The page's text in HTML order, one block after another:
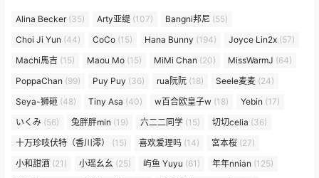
Alina Becker(35) Arty亚缇 (107) Bangni邦尼 (55)
Choi Ji Yun (44) CoCo (15) Hana Bunny (194) Joyce Lin2x (57)
Machi馬吉 (15) Maou Mo (15) MiMi Chan (20) MissWarmJ (64)
PoppaChan (99) Puy Puy (36) rua阮阮 (18) Seele麦麦 (24)
Seya-狮砸 (48) Tiny Asa (40) w百合欧皇子w (18) Yebin (17)
いくみ (56) 兔胖胖min (19) 六二二同学 (15) 切切celia (36)
十万珍吱伏特（香川澪）
(15) 喜欢爱理吗 (14) 宮本桜 (27)
小和甜酒 (21) 小瑶幺幺 (25) 屿鱼 Yuyu (61) 年年nnian (125)